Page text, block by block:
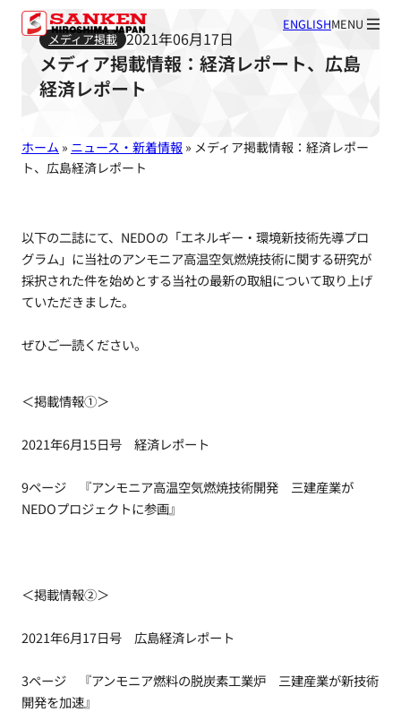
ENGLISHMENU
メディア掲載 2021年06月17日
メディア掲載情報：経済レポート、広島
経済レポート
ホーム » ニュース・新着情報 » メディア掲載情報：経済レポー
ト、広島経済レポート
以下の二誌にて、NEDOの「エネルギー・環境新技術先導プロ
グラム」に当社のアンモニア高温空気燃焼技術に関する研究が
採択された件を始めとする当社の最新の取組について取り上げ
ていただきました。
ぜひご一読ください。
＜掲載情報①＞
2021年6月15日号 経済レポート
9ページ 『アンモニア高温空気燃焼技術開発 三建産業が
NEDOプロジェクトに参画』
＜掲載情報②＞
2021年6月17日号 広島経済レポート
3ページ 『アンモニア燃料の脱炭素工業炉 三建産業が新技術
開発を加速』